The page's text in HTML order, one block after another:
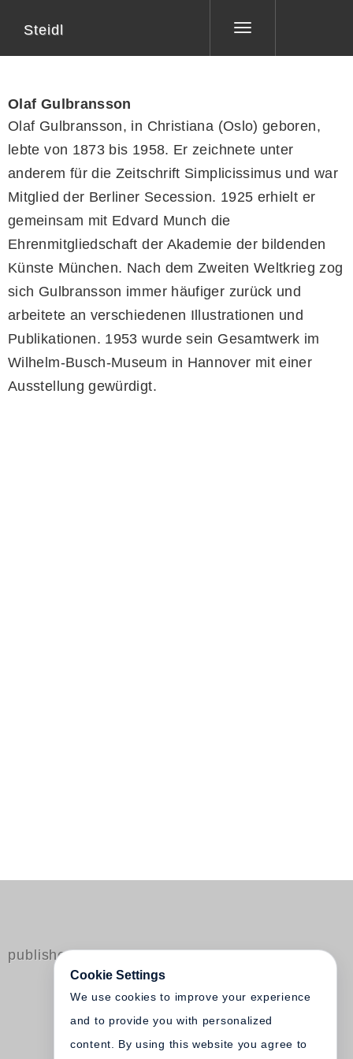
Toggle
Steidl
Olaf Gulbransson
Olaf Gulbransson, in Christiana (Oslo) geboren,
lebte von 1873 bis 1958. Er zeichnete unter
anderem für die Zeitschrift Simplicissimus und war
Mitglied der Berliner Secession. 1925 erhielt er
gemeinsam mit Edvard Munch die
Ehrenmitgliedschaft der Akademie der bildenden
Künste München. Nach dem Zweiten Weltkrieg zog
sich Gulbransson immer häufiger zurück und
arbeitete an verschiedenen Illustrationen und
Publikationen. 1953 wurde sein Gesamtwerk im
Wilhelm-Busch-Museum in Hannover mit einer
Ausstellung gewürdigt.
published by Steidl
Cookie Settings
We use cookies to improve your experience
and to provide you with personalized
content. By using this website you agree to